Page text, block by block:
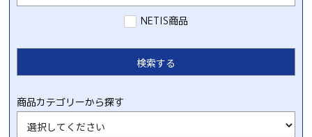
NETIS商品
商品カテゴリーから探す